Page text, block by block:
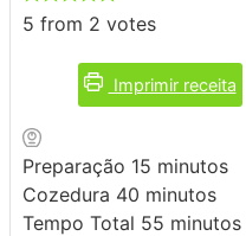
5 from 2 votes
Imprimir receita
Preparação 15 minutos
minutos
Cozedura 40 minutos
minutos
Tempo Total 55 minutos
minutos